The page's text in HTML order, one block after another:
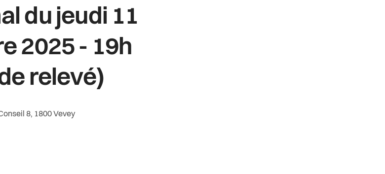
du jeudi 11
2025 - 19h
relevé)
8, 1800 Vevey